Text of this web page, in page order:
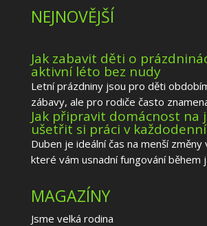
NEJNOVĚJŠÍ
Jak zabavit děti o
aktivní léto bez nudy
Letní prázdniny jsou pro děti
zábavy, ale pro rodiče často
Jak připravit domácnost na
ušetřit si práci v
Duben je ideální čas na menší
které vám usnadní fungování během
MAGAZÍNY
Jsme velká rodina